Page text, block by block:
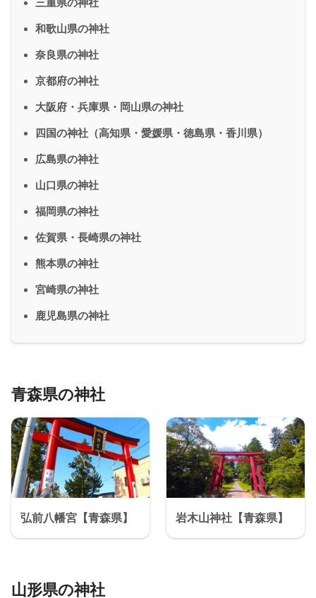
和歌山県の神社
奈良県の神社
京都府の神社
大阪府・兵庫県・岡山県の神社
四国の神社（高知県・愛媛県・徳島県・香川県）
広島県の神社
山口県の神社
福岡県の神社
佐賀県・長崎県の神社
熊本県の神社
宮崎県の神社
鹿児島県の神社
青森県の神社
弘前八幡宮【青森県】 岩木山神社【青森県】
山形県の神社